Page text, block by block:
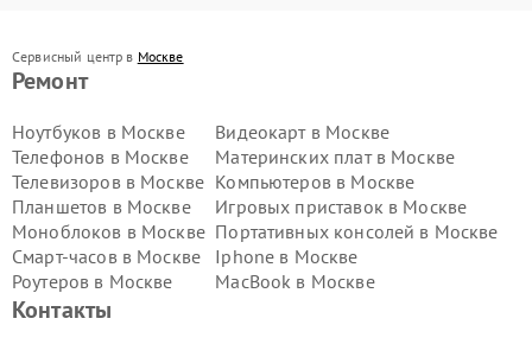
Сервисный центр в Москве
Ремонт
Ноутбуков в Москве
Телефонов в Москве
Телевизоров в Москве
Планшетов в Москве
Моноблоков в Москве
Смарт-часов в Москве
Роутеров в Москве
Видеокарт в Москве
Материнских плат в Москве
Компьютеров в Москве
Игровых приставок в Москве
Портативных консолей в Москве
Iphone в Москве
MacBook в Москве
Контакты